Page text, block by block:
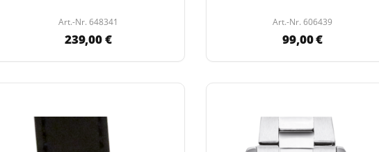
Art.-Nr. 648341
239,00 €
Art.-Nr. 606439
99,00 €